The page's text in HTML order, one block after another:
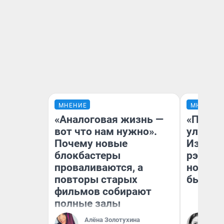
МНЕНИЕ
«Аналоговая жизнь —
вот что нам нужно».
Почему новые
блокбастеры
проваливаются, а
повторы старых
фильмов собирают
полные залы
Алёна Золотухина
МНЕНИЕ
рэпер
было